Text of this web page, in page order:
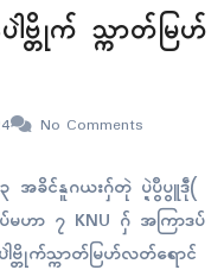
ါဲဗ္တိုက် သ္ကာတ်မြဟ်
No Comments
အခိၚ်နူဂယးဂှ်တုဲ ပ္ဍဲပွဳပွူဒဵု(
ာ ၇ KNU ဂှ် အကြာဒပ်
ဗ္တိုက်သ္ကာတ်မြဟ်လတ်ရောၚ်